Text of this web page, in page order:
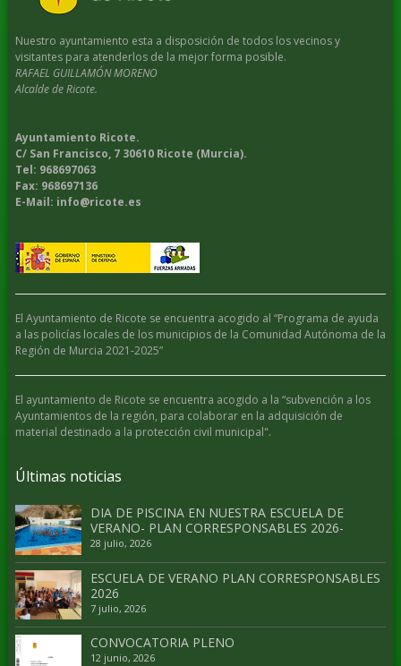
Nuestro ayuntamiento esta a disposición de todos los vecinos y
visitantes para atenderlos de la mejor forma posible.
RAFAEL GUILLAMÓN MORENO
Alcalde de Ricote.
Ayuntamiento Ricote.
C/ San Francisco, 7 30610 Ricote (Murcia).
Tel: 968697063
Fax: 968697136
E-Mail: info@ricote.es
El Ayuntamiento de Ricote se encuentra acogido al “Programa de ayuda
a las policías locales de los municipios de la Comunidad Autónoma de la
Región de Murcia 2021-2025”
El ayuntamiento de Ricote se encuentra acogido a la “subvención a los
Ayuntamientos de la región, para colaborar en la adquisición de
material destinado a la protección civil municipal".
Últimas noticias
DIA DE PISCINA EN NUESTRA ESCUELA DE
VERANO- PLAN CORRESPONSABLES 2026-
28 julio, 2026
ESCUELA DE VERANO PLAN CORRESPONSABLES
2026
7 julio, 2026
CONVOCATORIA PLENO
12 junio, 2026